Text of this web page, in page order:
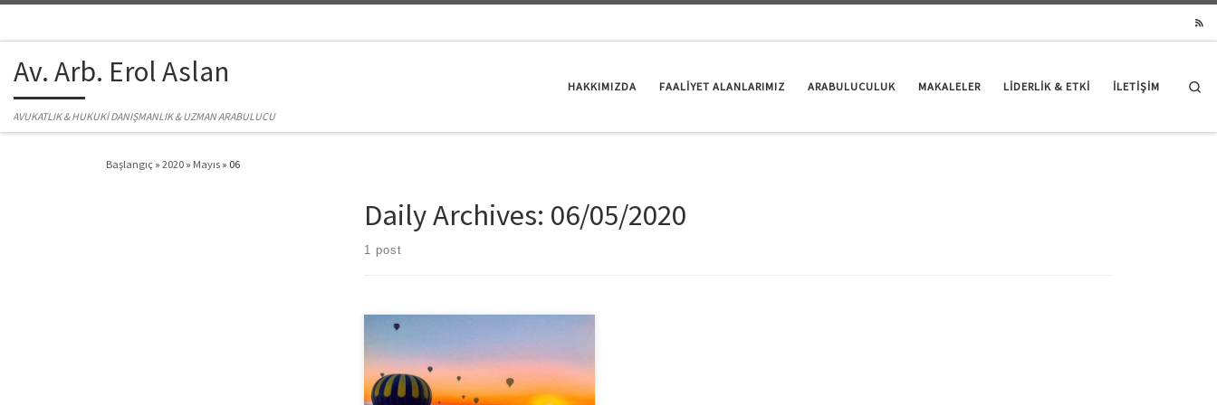
Av. Arb. Erol Aslan
AVUKATLIK & HUKUKİ DANIŞMANLIK & UZMAN ARABULUCU
HAKKIMIZDA FAALİYET ALANLARIMIZ ARABULUCULUK MAKALELER LIDERLIK & ETKI İLETİŞİM
Başlangıç » 2020 » Mayıs » 06
Daily Archives: 06/05/2020
1 post
veya duraksatılması gereken bir süreç
değildir. Çalışanları bilgilendirmek,
değişim sürecinin her adımında, farklı